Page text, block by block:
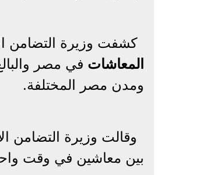
كشفت وزيرة التضامن
المعاشات
ومدن مصر المختلفة.
وقالت وزيرة التضامن
بين معاشين في وقت